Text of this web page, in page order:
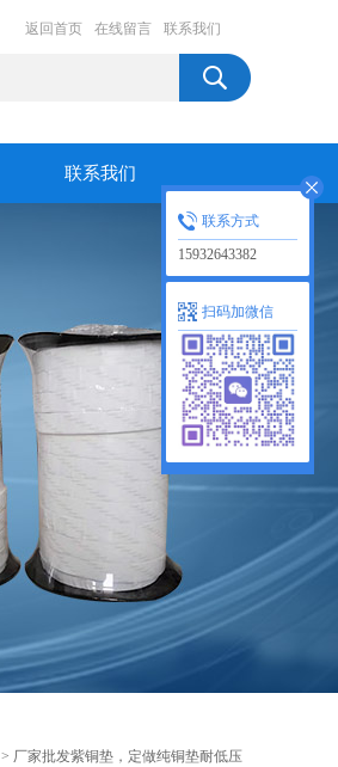
返回首页 在线留言 联系我们
联系我们
> 厂家批发紫铜垫，定做纯铜垫耐低压
联系方式
15932643382
扫码加微信